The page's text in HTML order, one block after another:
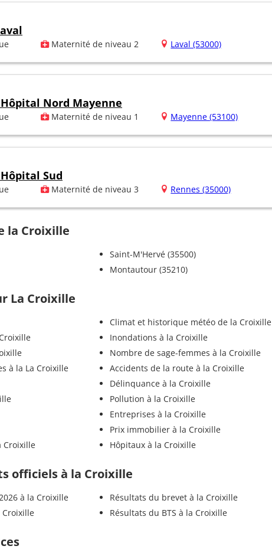
Maternité de niveau 2 Laval (53000)
Nord Mayenne
Maternité de niveau 1 Mayenne (53100)
Sud
Maternité de niveau 3 Rennes (35000)
la Croixille
Saint-M'Hervé (35500)
Montautour (35210)
La Croixille
à la La Croixille
Croixille
Climat et historique météo de la Croixille
Inondations à la Croixille
Nombre de sage-femmes à la Croixille
Accidents de la route à la Croixille
Délinquance à la Croixille
Pollution à la Croixille
Entreprises à la Croixille
Prix immobilier à la Croixille
Hôpitaux à la Croixille
officiels à la Croixille
à la Croixille
Croixille
Résultats du brevet à la Croixille
Résultats du BTS à la Croixille